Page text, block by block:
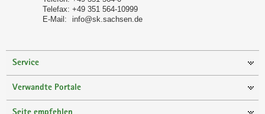
Telefax: +49 351 564-10999
E-Mail:
info@sk.sachsen.de
Service
Verwandte Portale